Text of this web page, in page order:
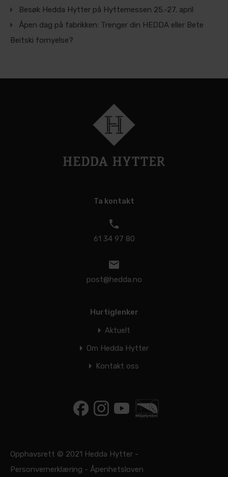
Besøk Hedda Hytter på Hyttemessen 25.-27. april
Åpen dag på fabrikken: Trenger din HEDDA eller Bete
Beitski fornyelse?
Ta kontakt
61 34 97 80
post@hedda.no
Hurtiglenker
Aktuelt
Om Hedda Hytter
Kontakt oss
Opphavsrett © 2021 Hedda Hytter -
Personvernerklæring - Åpenhetsloven